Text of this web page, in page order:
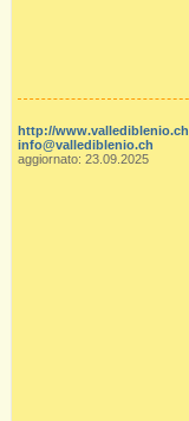
http://www.vallediblenio.ch
info@vallediblenio.ch
aggiornato: 23.09.2025